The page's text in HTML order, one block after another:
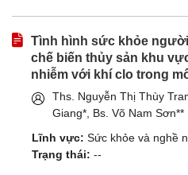
Tình hình sức khỏe
chế biến thủy sản khu
nhiễm với khí clo trong
Ths. Nguyễn Thị Thùy
Giang*, Bs. Võ Nam Sơn**
Lĩnh vực: Sức khỏe và nghề
Trạng thái: --